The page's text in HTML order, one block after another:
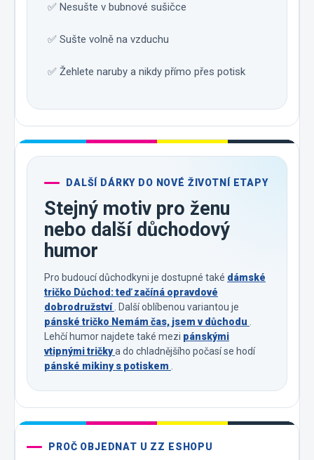
✅ Nesušte v bubnové sušičce
✅ Sušte volně na vzduchu
✅ Žehlete naruby a nikdy přímo přes potisk
DALŠÍ DÁRKY DO NOVÉ ŽIVOTNÍ ETAPY
Stejný motiv pro ženu
nebo další důchodový
humor
Pro budoucí důchodkyni je dostupné také dámské
tričko Důchod: teď začíná opravdové
dobrodružství. Další oblíbenou variantou je
pánské tričko Nemám čas, jsem v důchodu .
Lehčí humor najdete také mezi pánskými
vtipnými tričkya do chladnějšího počasí se hodí
pánské mikiny s potiskem .
PROČ OBJEDNAT U ZZ ESHOPU